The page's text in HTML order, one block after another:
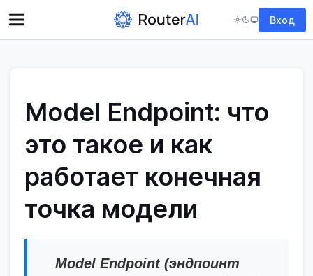
Вход
Model Endpoint: что
это такое и как
работает конечная
точка модели
Model Endpoint (эндпоинт